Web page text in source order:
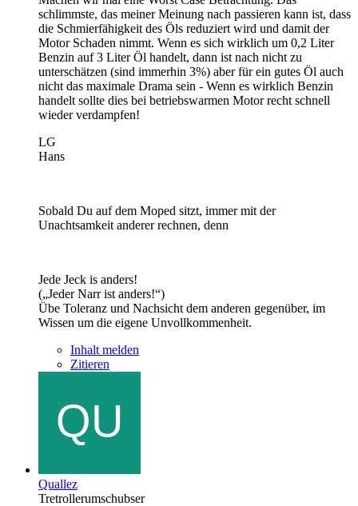
schlimmste, das meiner Meinung nach passieren kann ist, dass
die Schmierfähigkeit des Öls reduziert wird und damit der
Motor Schaden nimmt. Wenn es sich wirklich um 0,2 Liter
Benzin auf 3 Liter Öl handelt, dann ist nach nicht zu
unterschätzen (sind immerhin 3%) aber für ein gutes Öl auch
nicht das maximale Drama sein - Wenn es wirklich Benzin
handelt sollte dies bei betriebswarmen Motor recht schnell
wieder verdampfen!
LG
Hans
Sobald Du auf dem Moped sitzt, immer mit der
Unachtsamkeit anderer rechnen, denn
Jede Jeck is anders!
(„Jeder Narr ist anders!“)
Übe Toleranz und Nachsicht dem anderen gegenüber, im
Wissen um die eigene Unvollkommenheit.
Inhalt melden
Zitieren
Quallez
Tretrollerumschubser